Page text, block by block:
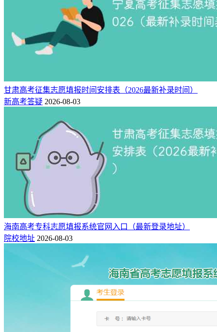
甘肃高考征集志愿填报时间安排表（2026最新补录时间）
新高考答疑 2026-08-03
海南高考专科志愿填报系统官网入口（最新登录地址）
院校地址 2026-08-03